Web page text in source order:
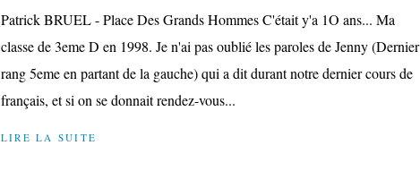
Patrick BRUEL - Place Des Grands Hommes C'était y'a 1O ans... Ma
classe de 3eme D en 1998. Je n'ai pas oublié les paroles de Jenny (Dernier
rang 5eme en partant de la gauche) qui a dit durant notre dernier cours de
français, et si on se donnait rendez-vous...
LIRE LA SUITE